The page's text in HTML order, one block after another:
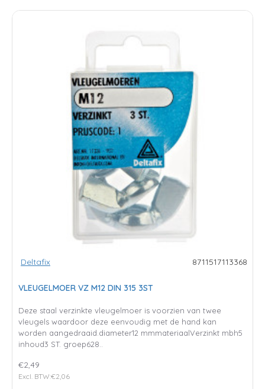
Deltafix 8711517113368
VLEUGELMOER VZ M12 DIN 315 3ST
Deze staal verzinkte vleugelmoer is voorzien van twee
vleugels waardoor deze eenvoudig met de hand kan
worden aangedraaid.diameter12 mmmateriaalVerzinkt mbh5
inhoud3 ST. groep628..
€2,49
Excl. BTW:€2,06